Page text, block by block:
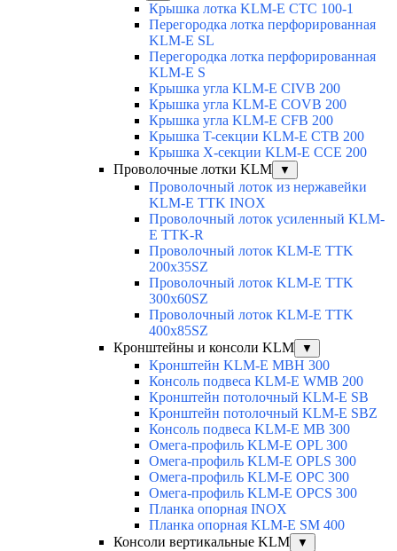
Крышка лотка KLM-E CTC 100-1
Перегородка лотка перфорированная
KLM-E SL
Перегородка лотка перфорированная
KLM-E S
Крышка угла KLM-E CIVB 200
Крышка угла KLM-E COVB 200
Крышка угла KLM-E CFB 200
Крышка T-секции KLM-E CTB 200
Крышка X-секции KLM-E CCE 200
Проволочные лотки KLM
▼
Проволочный лоток из нержавейки
KLM-E TTK INOX
Проволочный лоток усиленный KLM-
E TTK-R
Проволочный лоток KLM-E TTK
200x35SZ
Проволочный лоток KLM-E TTK
300x60SZ
Проволочный лоток KLM-E TTK
400x85SZ
Кронштейны и консоли KLM
▼
Кронштейн KLM-E MBH 300
Консоль подвеса KLM-E WMB 200
Кронштейн потолочный KLM-E SB
Кронштейн потолочный KLM-E SBZ
Консоль подвеса KLM-E MB 300
Омега-профиль KLM-E OPL 300
Омега-профиль KLM-E OPLS 300
Омега-профиль KLM-E OPC 300
Омега-профиль KLM-E OPCS 300
Планка опорная INOX
Планка опорная KLM-E SM 400
Консоли вертикальные KLM
▼